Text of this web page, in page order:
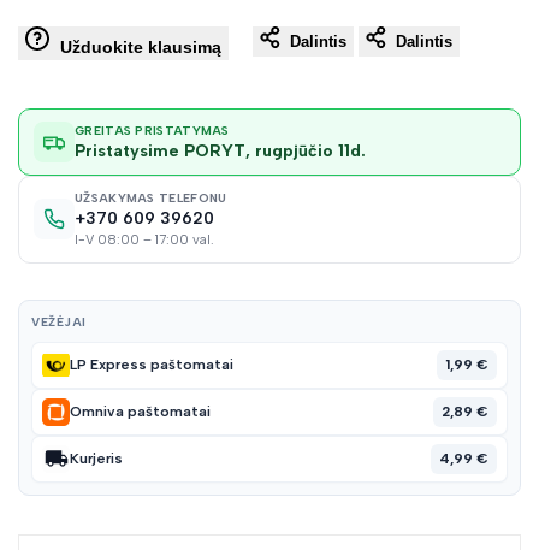
Užduokite klausimą Dalintis Dalintis
GREITAS PRISTATYMAS
Pristatysime PORYT, rugpjūčio 11d.
UŽSAKYMAS TELEFONU
+370 609 39620
I-V 08:00 – 17:00 val.
VEŽĖJAI
LP Express paštomatai 1,99 €
Omniva paštomatai 2,89 €
Kurjeris 4,99 €